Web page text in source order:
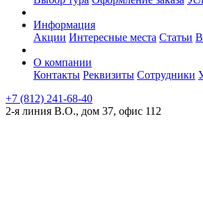
Информация
Акции Интересные места Статьи
О компании
Контакты Реквизиты Сотрудники
+7 (812) 241-68-40
2-я линия В.О., дом 37, офис 112